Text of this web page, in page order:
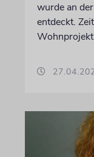
wurde an
entdeckt.